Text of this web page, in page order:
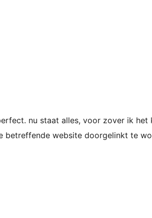
nu staat alles, voor zover ik het
betreffende website doorgelinkt te